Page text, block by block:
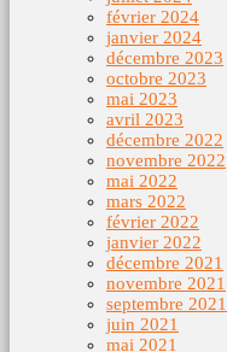
février 2024
janvier 2024
décembre 2023
octobre 2023
mai 2023
avril 2023
décembre 2022
novembre 2022
mai 2022
mars 2022
février 2022
janvier 2022
décembre 2021
novembre 2021
septembre 2021
juin 2021
mai 2021